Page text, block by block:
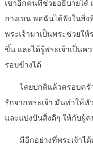
เขาอีกคนที่ช่วยอธิบายได้
กางเขน พอฉันได้ฟังในสิ่
พระเจ้ามาเป็นพระช่วยใ
ขึ้น และได้รู้พระเจ้าเป็นค
รอบข้างได้
โดยปกติแล้วครอบครั
รักจากพระเจ้า มันทำให้
และแบ่งปันสิ่งดีๆ ให้กับผู้ค
มีอีกอย่างที่พระเจ้า